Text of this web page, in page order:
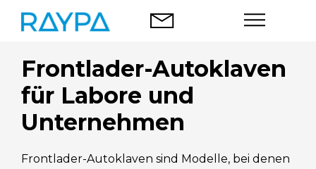
Inhalt
springen
Autoklaven
Lebensmittel-Analyse
Unternehmen
Frontlader-Autoklaven
für Labore und
Unternehmen
Frontlader-Autoklaven sind Modelle, bei denen